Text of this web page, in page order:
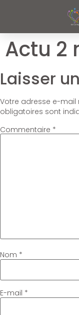
Actu 2
Laisser
Votre adresse e-mail
obligatoires sont
Commentaire *
Nom *
E-mail *